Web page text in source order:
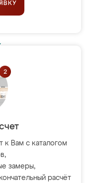
к Вам с каталогом
замеры,
расчёт